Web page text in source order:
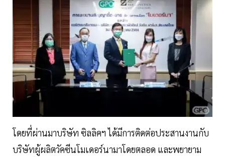
โดยที่ผ่านมาบริษัท ซิลลิคฯ ได้มีการติดต่อประสานงานกับ
บริษัทผู้ผลิตวัคซีนโมเดอร์นามาโดยตลอด และพยายาม